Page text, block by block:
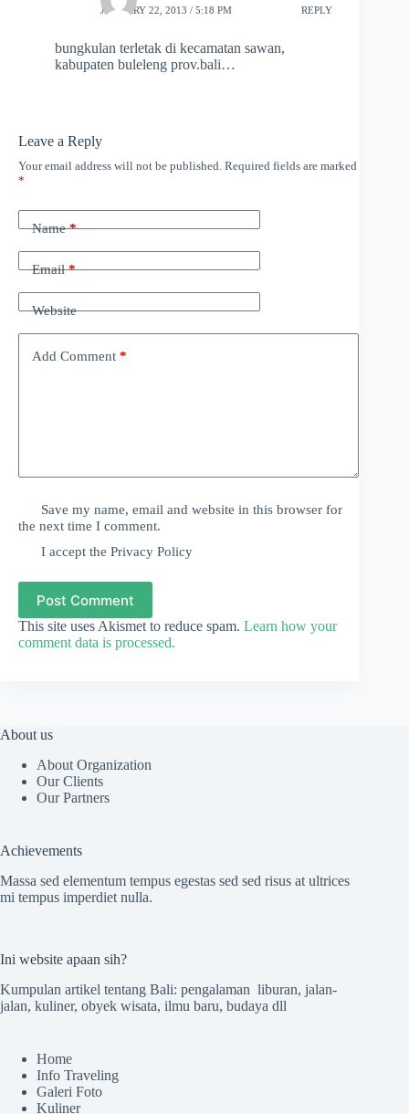
JANUARY 22, 2013 / 5:18 PM REPLY
bungkulan terletak di kecamatan sawan,
kabupaten buleleng prov.bali…
Leave a Reply
Your email address will not be published. Required fields are marked
*
Name*
Email*
Website
Add Comment *
Save my name, email and website in this browser for
the next time I comment.
I accept thePrivacy Policy
Post Comment
This site uses Akismet to reduce spam. Learn how your
comment data is processed.
About us
About Organization
Our Clients
Our Partners
Achievements
Massa sed elementum tempus egestas sed sed risus at ultrices
mi tempus imperdiet nulla.
Ini website apaan sih?
Kumpulan artikel tentang Bali: pengalaman liburan, jalan-
jalan, kuliner, obyek wisata, ilmu baru, budaya dll
Home
Info Traveling
Galeri Foto
Kuliner